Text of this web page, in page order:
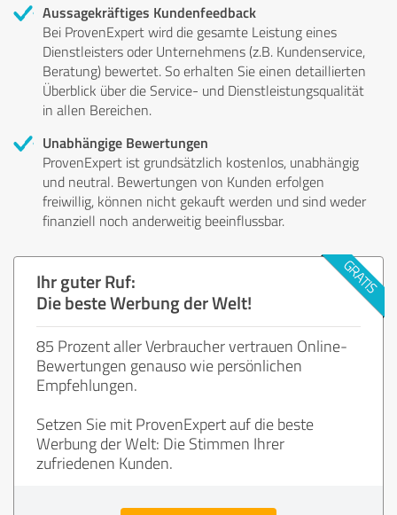
Aussagekräftiges Kundenfeedback
Bei ProvenExpert wird die gesamte Leistung eines
Dienstleisters oder Unternehmens (z.B. Kundenservice,
Beratung) bewertet. So erhalten Sie einen detaillierten
Überblick über die Service- und Dienstleistungsqualität
in allen Bereichen.
Unabhängige Bewertungen
ProvenExpert ist grundsätzlich kostenlos, unabhängig
und neutral. Bewertungen von Kunden erfolgen
freiwillig, können nicht gekauft werden und sind weder
finanziell noch anderweitig beeinflussbar.
Ihr guter Ruf:
Die beste Werbung der Welt!
85 Prozent aller Verbraucher vertrauen Online-
Bewertungen genauso wie persönlichen
Empfehlungen.
Setzen Sie mit ProvenExpert auf die beste
Werbung der Welt: Die Stimmen Ihrer
zufriedenen Kunden.